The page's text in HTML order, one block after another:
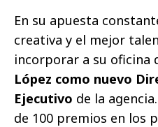
En su apuesta
creativa y el mejor
incorporar a su oficina
López como nuevo
Ejecutivo de la
de 100 premios en los